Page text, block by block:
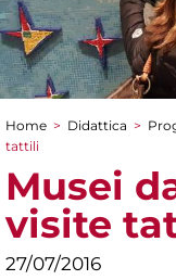
Tu sei qui
Home > Didattica >
tattili
Musei
visite
27/07/2016